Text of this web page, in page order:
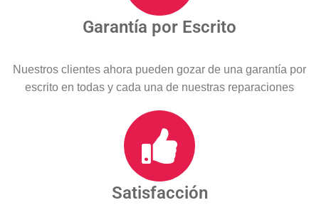
Garantía por Escrito
Nuestros clientes ahora pueden gozar de una garantía por
escrito en todas y cada una de nuestras reparaciones
Satisfacción